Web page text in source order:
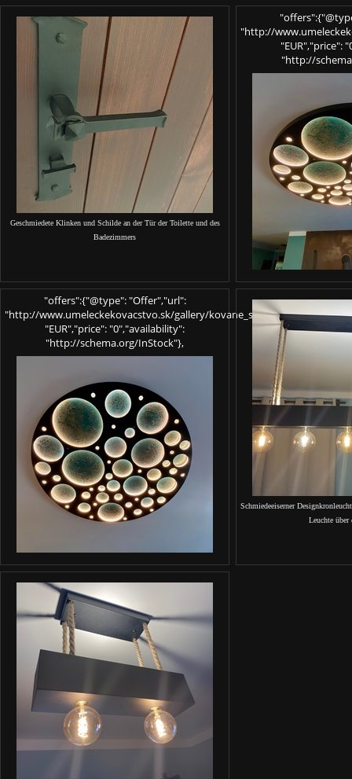
Geschmiedete Klinken und Schilde an der Tür der Toilette und des
Badezimmers
"http://
"EUR","price":
"http://
"offers":{"@type": "Offer","url":
"http://www.umeleckekovacstvo.sk/gallery/
"EUR","price": "0","availability":
"http://schema.org/InStock"},
Schmiedeeiserner
Leuchte über